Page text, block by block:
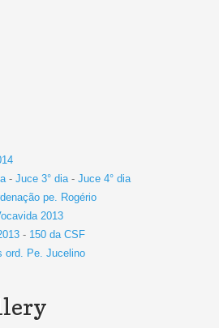
- Juce 3° dia - Juce 4° dia
pe. Rogério
2013
- 150 da CSF
ord. Pe. Jucelino